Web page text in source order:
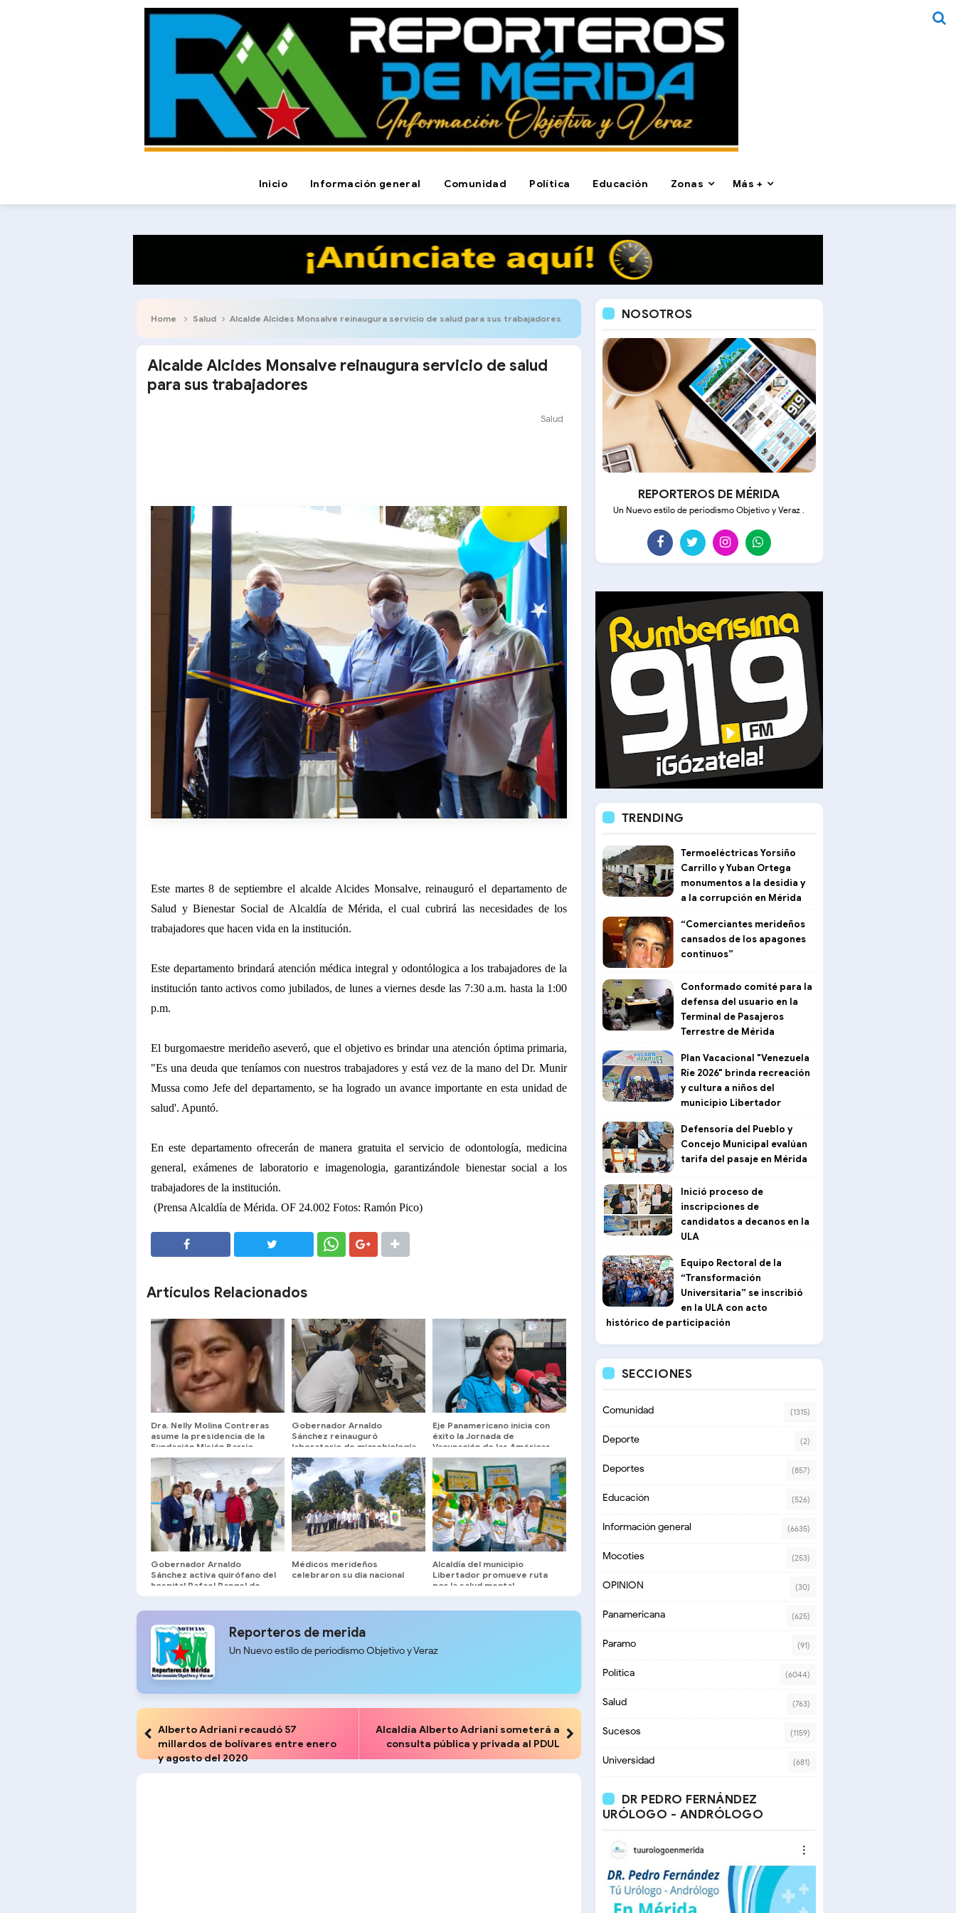
Inicio Información general Comunidad Política Educación Zonas Más +
Home Salud Alcalde Alcides Monsalve reinaugura servicio de salud para sus trabajadores
Alcalde Alcides Monsalve reinaugura servicio de salud
para sus trabajadores
Salud
Este martes 8 de septiembre el alcalde Alcides Monsalve, reinauguró el departamento de
Salud y Bienestar Social de Alcaldía de Mérida, el cual cubrirá las necesidades de los
trabajadores que hacen vida en la institución.
Este departamento brindará atención médica integral y odontólogica a los trabajadores de la
institución tanto activos como jubilados, de lunes a viernes desde las 7:30 a.m. hasta la 1:00
p.m.
El burgomaestre merideño aseveró, que el objetivo es brindar una atención óptima primaria,
"Es una deuda que teníamos con nuestros trabajadores y está vez de la mano del Dr. Munir
Mussa como Jefe del departamento, se ha logrado un avance importante en esta unidad de
salud'. Apuntó.
En este departamento ofrecerán de manera gratuita el servicio de odontología, medicina
general, exámenes de laboratorio e imagenologia, garantizándole bienestar social a los
trabajadores de la institución.
(Prensa Alcaldía de Mérida. OF 24.002 Fotos: Ramón Pico)
Artículos Relacionados
Dra. Nelly Molina Contreras
asume la presidencia de la
Fundación Misión Barrio
Adentro
Gobernador Arnaldo
Sánchez reinauguró
laboratorio de microbiología
del Iahula
Eje Panamericano inicia con
éxito la Jornada de
Vacunación de las Américas
Gobernador Arnaldo
Sánchez activa quirófano del
hospital Rafael Rangel de
Médicos merideños
celebraron su día nacional
Alcaldía del municipio
Libertador promueve ruta
por la salud mental
Reporteros de merida
Un Nuevo estilo de periodismo Objetivo y Veraz
Alberto Adriani recaudó 57
millardos de bolívares entre enero
y agosto del 2020
Alcaldía Alberto Adriani someterá a
consulta pública y privada al PDUL
NOSOTROS
REPORTEROS DE MÉRIDA
Un Nuevo estilo de periodismo Objetivo y Veraz .
TRENDING
Termoeléctricas Yorsiño
Carrillo y Yuban Ortega
monumentos a la desidia y
a la corrupción en Mérida
“Comerciantes merideños
cansados de los apagones
continuos”
Conformado comité para la
defensa del usuario en la
Terminal de Pasajeros
Terrestre de Mérida
Plan Vacacional "Venezuela
Ríe 2026" brinda recreación
y cultura a niños del
municipio Libertador
Defensoría del Pueblo y
Concejo Municipal evalúan
tarifa del pasaje en Mérida
Inició proceso de
inscripciones de
candidatos a decanos en la
ULA
Equipo Rectoral de la
“Transformación
Universitaria” se inscribió
en la ULA con acto
histórico de participación
SECCIONES
Comunidad (1315)
Deporte (2)
Deportes (857)
Educación (526)
Información general (6635)
Mocoties (253)
OPINION (30)
Panamericana (625)
Paramo (91)
Política (6044)
Salud (763)
Sucesos (1159)
Universidad (681)
DR PEDRO FERNÁNDEZ
URÓLOGO - ANDRÓLOGO